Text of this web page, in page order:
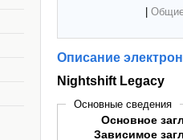
Описание
Nightshift Legacy
Основные сведения
Основное
Зависимое